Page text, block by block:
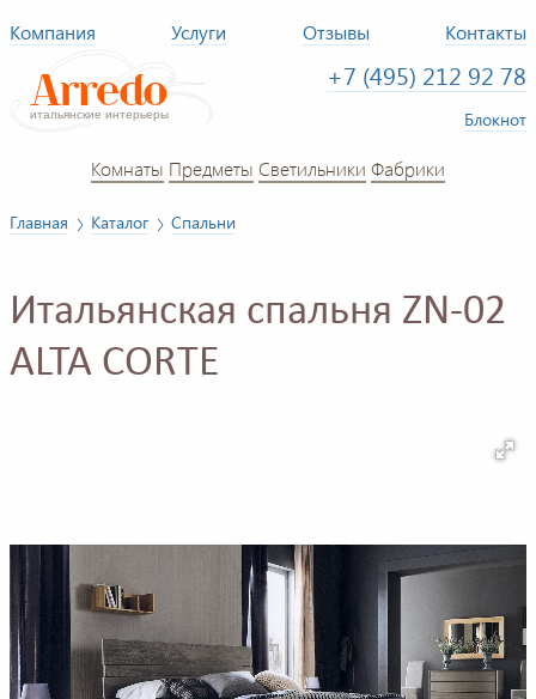
Компания Услуги Отзывы Контакты
+7 (495) 212 92 78
Блокнот
Комнаты Предметы Светильники Фабрики
Главная Каталог Спальни
Итальянская спальня ZN-02
ALTA CORTE